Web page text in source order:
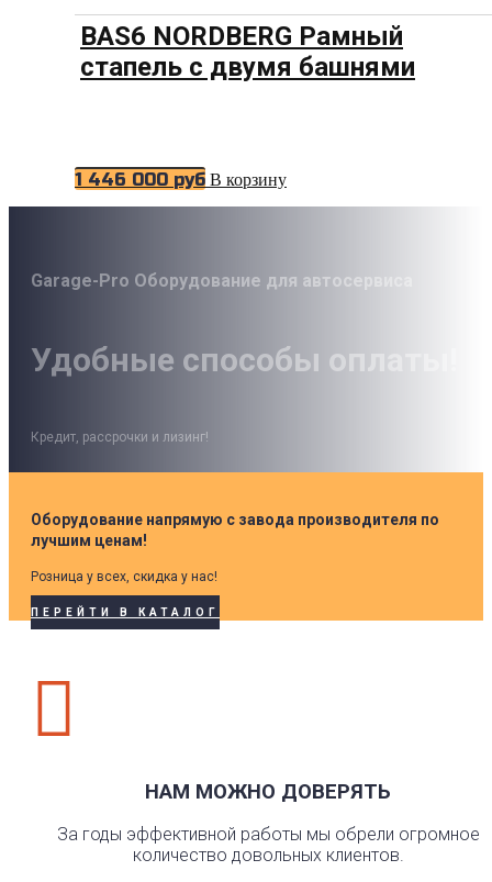
BAS6 NORDBERG Рамный
стапель с двумя башнями
1 446 000 руб В корзину
Garage-Pro Оборудование для автосервиса
Удобные способы оплаты!
Кредит, рассрочки и лизинг!
Оборудование напрямую с завода производителя по
лучшим ценам!
Розница у всех, скидка у нас!
ПЕРЕЙТИ В КАТАЛОГ

НАМ МОЖНО ДОВЕРЯТЬ
За годы эффективной работы мы обрели огромное
количество довольных клиентов.